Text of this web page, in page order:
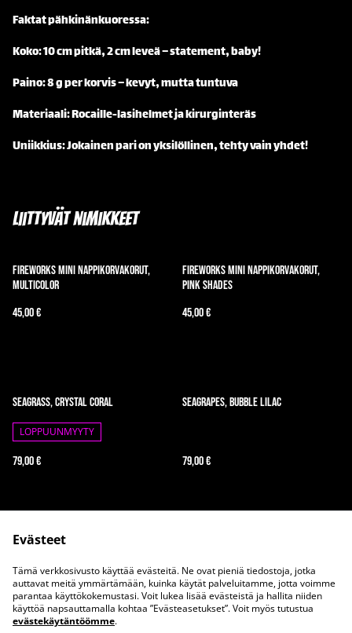
Faktat pähkinänkuoressa:
Koko: 10 cm pitkä, 2 cm leveä – statement, baby!
Paino: 8 g per korvis – kevyt, mutta tuntuva
Materiaali: Rocaille-lasihelmet ja kirurginteräs
Uniikkius: Jokainen pari on yksilöllinen, tehty vain yhdet!
Liittyvät nimikkeet
Fireworks mini nappikorvakorut,
Multicolor
45,00 €
Fireworks mini nappikorvakorut,
Pink Shades
45,00 €
Seagrass, Crystal Coral
LOPPUUNMYYTY
79,00 €
Seagrapes, Bubble Lilac
79,00 €
Ota meihin yhteyttä
Juridiset ehdot
Tietosuojakäytäntö
Evästeet
Tämä verkkosivusto käyttää evästeitä. Ne ovat pieniä tiedostoja, jotka
auttavat meitä ymmärtämään, kuinka käytät palveluitamme, jotta voimme
parantaa käyttökokemustasi. Voit lukea lisää evästeistä ja hallita niiden
käyttöä napsauttamalla kohtaa ”Evästeasetukset”. Voit myös tutustua
evästekäytäntöömme.